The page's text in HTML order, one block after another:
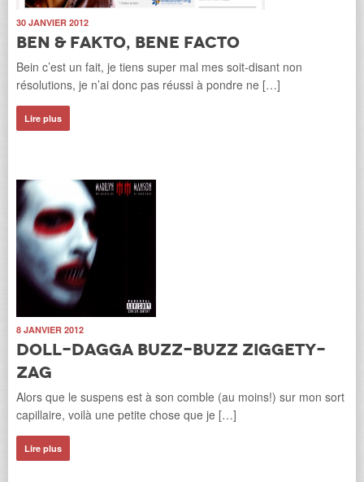
30 JANVIER 2012
Ben & Fakto, bene facto
Bein c’est un fait, je tiens super mal mes soit-disant non
résolutions, je n’ai donc pas réussi à pondre ne […]
Lire plus
8 JANVIER 2012
Doll-Dagga Buzz-Buzz Ziggety-
Zag
Alors que le suspens est à son comble (au moins!) sur mon sort
capillaire, voilà une petite chose que je […]
Lire plus